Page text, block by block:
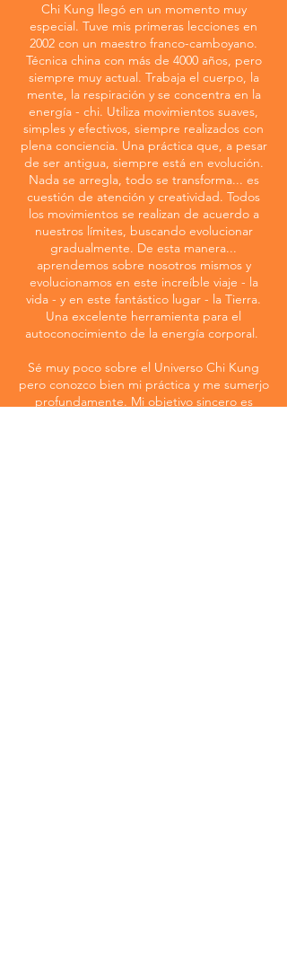
Chi Kung llegó en un momento muy
especial. Tuve mis primeras lecciones en
2002 con un maestro franco-camboyano.
Técnica china con más de 4000 años, pero
siempre muy actual. Trabaja el cuerpo, la
mente, la respiración y se concentra en la
energía - chi. Utiliza movimientos suaves,
simples y efectivos, siempre realizados con
plena conciencia. Una práctica que, a pesar
de ser antigua, siempre está en evolución.
Nada se arregla, todo se transforma... es
cuestión de atención y creatividad. Todos
los movimientos se realizan de acuerdo a
nuestros límites, buscando evolucionar
gradualmente. De esta manera...
aprendemos sobre nosotros mismos y
evolucionamos en este increíble viaje - la
vida - y en este fantástico lugar - la Tierra.
Una excelente herramienta para el
autoconocimiento de la energía corporal.
Sé muy poco sobre el Universo Chi Kung
pero conozco bien mi práctica y me sumerjo
profundamente. Mi objetivo sincero es